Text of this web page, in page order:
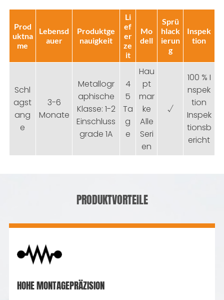
Prod
uktna
me
Lebensd
auer
Produktge
nauigkeit
Li
ef
er
ze
it
Mo
dell
Sprü
hlack
ierun
g
Inspek
tion
Schl
agst
ang
e
3-6
Monate
Metallogr
aphische
Klasse: 1-2
Einschluss
grade 1A
4
5
Ta
g
e
Hau
pt
mar
ke
Alle
Seri
en
√
100 % I
nspek
tion
Inspek
tionsb
ericht
PRODUKTVORTEILE
HOHE MONTAGEPRÄZISION